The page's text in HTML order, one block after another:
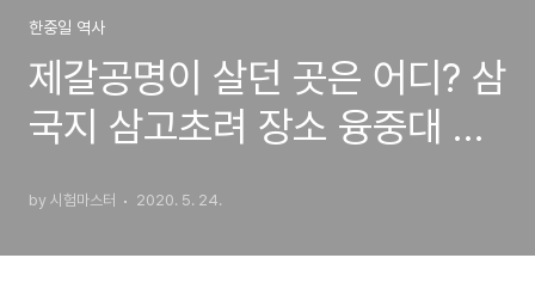
한중일 역사
제갈공명이 살던 곳은 어디? 삼
국지 삼고초려 장소 융중대 위
by 시험마스터 2020. 5. 24.